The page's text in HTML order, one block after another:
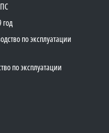
по эксплуатации
по эксплуатации